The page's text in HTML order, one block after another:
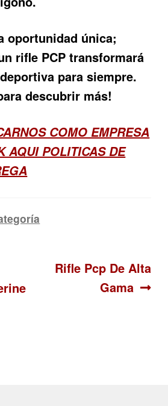
oportunidad única;
rifle PCP transformará
para siempre.
descubrir más!
COMO EMPRESA
AQUI POLITICAS DE
Siguiente:
Rifle Pcp De Alta
Gama